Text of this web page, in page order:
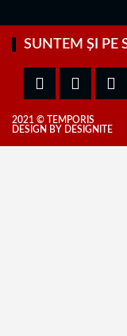
SUNTEM ȘI PE
2021 © TEMPORIS
DESIGN BY DESIGNITE